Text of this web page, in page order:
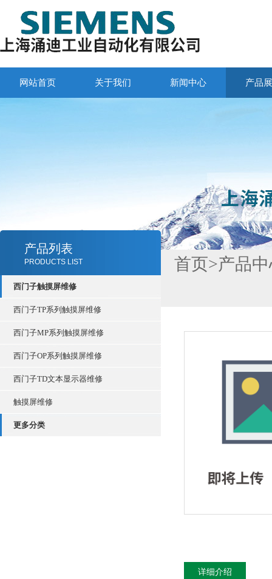
网站首页 关于我们 新闻中心 产品
产品列表
PRODUCTS LIST
西门子触摸屏维修
西门子TP系列触摸屏维修
西门子MP系列触摸屏维修
西门子OP系列触摸屏维修
西门子TD文本显示器维修
触摸屏维修
更多分类
首页>产品
详细介绍